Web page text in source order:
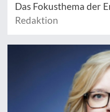
Das Fokusthema der
Redaktion